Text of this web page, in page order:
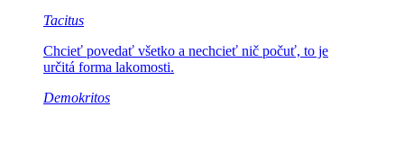
Tacitus
Chcieť povedať všetko a nechcieť nič počuť, to je
určitá forma lakomosti.
Demokritos